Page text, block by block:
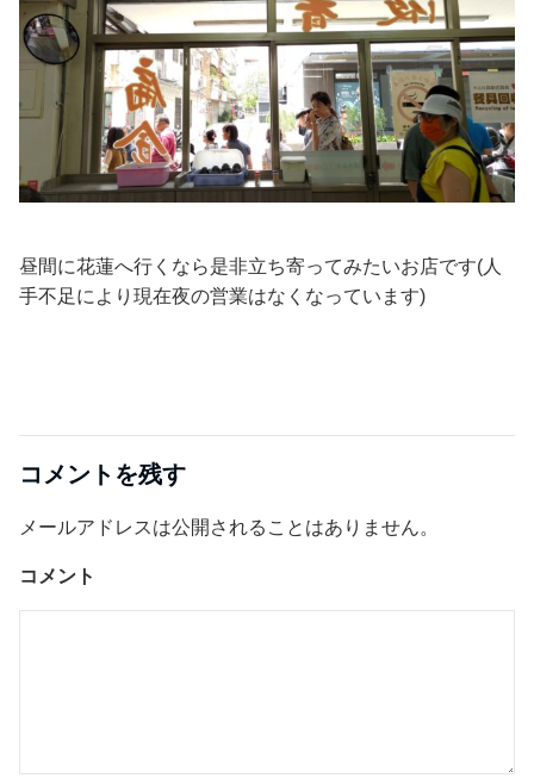
昼間に花蓮へ行くなら是非立ち寄ってみたいお店です(人
手不足により現在夜の営業はなくなっています)
コメントを残す
メールアドレスは公開されることはありません。
コメント